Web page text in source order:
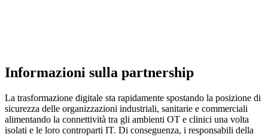
Informazioni sulla partnership
La trasformazione digitale sta rapidamente spostando la posizione di
sicurezza delle organizzazioni industriali, sanitarie e commerciali
alimentando la connettività tra gli ambienti OT e clinici una volta
isolati e le loro controparti IT. Di conseguenza, i responsabili della